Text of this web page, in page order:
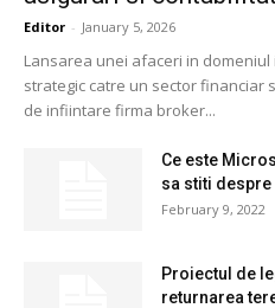
Editor - January 5, 2026
Lansarea unei afaceri in
strategic catre un sector financiar
de infiintare firma broker...
Ce este
sa stiti
February 9, 2022
Proiectul de
returnarea